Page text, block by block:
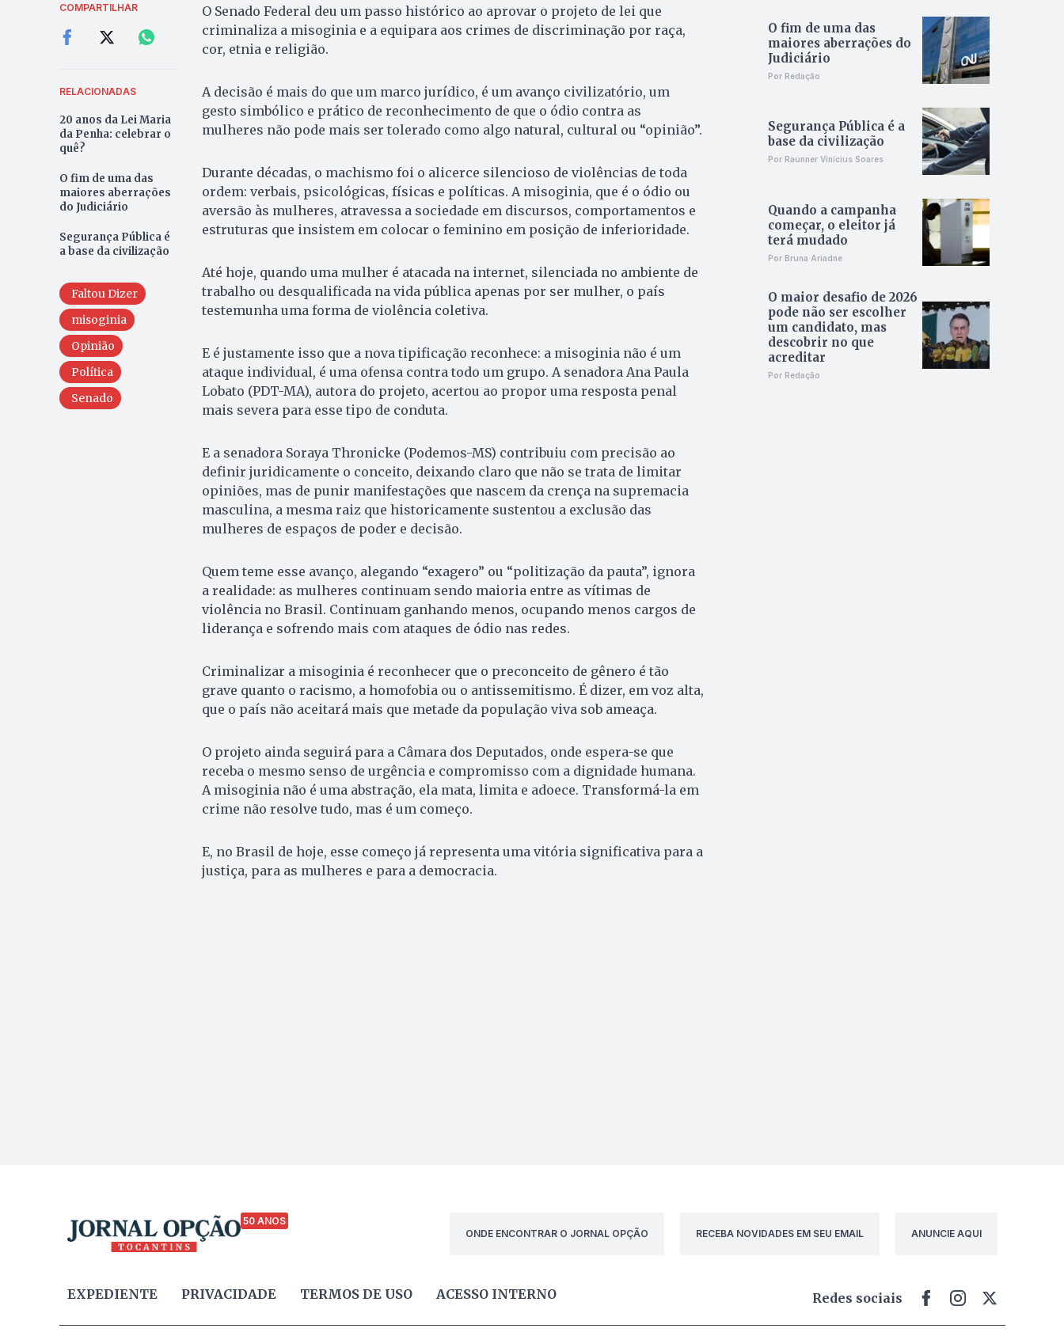
COMPARTILHAR
RELACIONADAS
20 anos da Lei Maria
da Penha: celebrar o
quê?
O fim de uma das
maiores aberrações
do Judiciário
Segurança Pública é
a base da civilização
Faltou Dizer
misoginia
Opinião
Política
Senado
O Senado Federal deu um passo histórico ao aprovar o projeto de lei que
criminaliza a misoginia e a equipara aos crimes de discriminação por raça,
cor, etnia e religião.
A decisão é mais do que um marco jurídico, é um avanço civilizatório, um
gesto simbólico e prático de reconhecimento de que o ódio contra as
mulheres não pode mais ser tolerado como algo natural, cultural ou “opinião”.
Durante décadas, o machismo foi o alicerce silencioso de violências de toda
ordem: verbais, psicológicas, físicas e políticas. A misoginia, que é o ódio ou
aversão às mulheres, atravessa a sociedade em discursos, comportamentos e
estruturas que insistem em colocar o feminino em posição de inferioridade.
Até hoje, quando uma mulher é atacada na internet, silenciada no ambiente de
trabalho ou desqualificada na vida pública apenas por ser mulher, o país
testemunha uma forma de violência coletiva.
E é justamente isso que a nova tipificação reconhece: a misoginia não é um
ataque individual, é uma ofensa contra todo um grupo. A senadora Ana Paula
Lobato (PDT-MA), autora do projeto, acertou ao propor uma resposta penal
mais severa para esse tipo de conduta.
E a senadora Soraya Thronicke (Podemos-MS) contribuiu com precisão ao
definir juridicamente o conceito, deixando claro que não se trata de limitar
opiniões, mas de punir manifestações que nascem da crença na supremacia
masculina, a mesma raiz que historicamente sustentou a exclusão das
mulheres de espaços de poder e decisão.
Quem teme esse avanço, alegando “exagero” ou “politização da pauta”, ignora
a realidade: as mulheres continuam sendo maioria entre as vítimas de
violência no Brasil. Continuam ganhando menos, ocupando menos cargos de
liderança e sofrendo mais com ataques de ódio nas redes.
Criminalizar a misoginia é reconhecer que o preconceito de gênero é tão
grave quanto o racismo, a homofobia ou o antissemitismo. É dizer, em voz alta,
que o país não aceitará mais que metade da população viva sob ameaça.
O projeto ainda seguirá para a Câmara dos Deputados, onde espera-se que
receba o mesmo senso de urgência e compromisso com a dignidade humana.
A misoginia não é uma abstração, ela mata, limita e adoece. Transformá-la em
crime não resolve tudo, mas é um começo.
E, no Brasil de hoje, esse começo já representa uma vitória significativa para a
justiça, para as mulheres e para a democracia.
O fim de uma das
maiores aberrações do
Judiciário
Por Redação
Segurança Pública é a
base da civilização
Por Raunner Vinícius Soares
Quando a campanha
começar, o eleitor já
terá mudado
Por Bruna Ariadne
O maior desafio de 2026
pode não ser escolher
um candidato, mas
descobrir no que
acreditar
Por Redação
50 ANOS
ONDE ENCONTRAR O JORNAL OPÇÃO
RECEBA NOVIDADES EM SEU EMAIL ANUNCIE AQUI
EXPEDIENTE PRIVACIDADE TERMOS DE USO ACESSO INTERNO Redes sociais